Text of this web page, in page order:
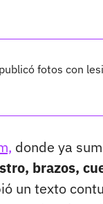
fotos con
donde ya
brazos,
un texto